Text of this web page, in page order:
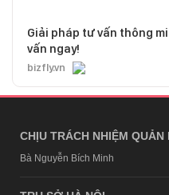
Giải pháp tư vấn thông
vấn ngay!
bizfly.vn
CHỊU TRÁCH NHIỆM QUẢN
Bà Nguyễn Bích Minh